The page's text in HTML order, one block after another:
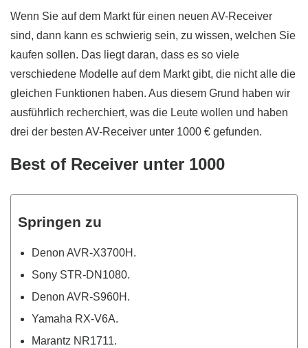
Wenn Sie auf dem Markt für einen neuen AV-Receiver
sind, dann kann es schwierig sein, zu wissen, welchen Sie
kaufen sollen. Das liegt daran, dass es so viele
verschiedene Modelle auf dem Markt gibt, die nicht alle die
gleichen Funktionen haben. Aus diesem Grund haben wir
ausführlich recherchiert, was die Leute wollen und haben
drei der besten AV-Receiver unter 1000 € gefunden.
Best of Receiver unter 1000
Springen zu
Denon AVR-X3700H.
Sony STR-DN1080.
Denon AVR-S960H.
Yamaha RX-V6A.
Marantz NR1711.